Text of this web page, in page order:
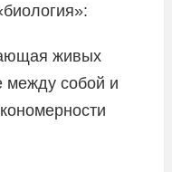
живых
между собой и